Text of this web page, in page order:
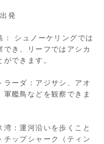
発
： シュノーケリングでは
でき、リーフではアシカ
できます。
ラーダ：アジサシ、アオ
軍艦鳥などを観察できま
湾：運河沿いを歩くこと
チップシャーク（ティン